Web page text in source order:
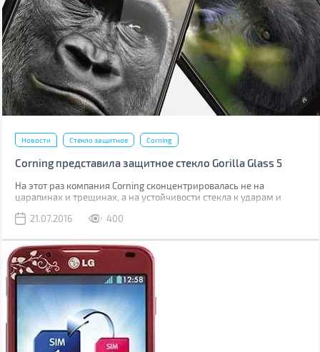
Новости Стекло защитное Corning
Corning представила защитное стекло Gorilla Glass 5
На этот раз компания Corning сконцентрировалась не на
царапинах и трещинах, а на устойчивости стекла к ударам и
21.07.2016
400